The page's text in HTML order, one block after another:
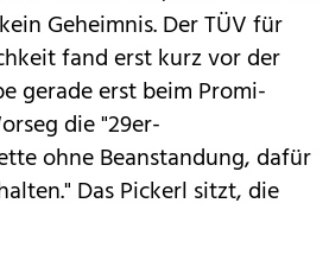
Geheimnis. Der TÜV für
fand erst kurz vor der
gerade erst beim Promi-
die "29er-
ohne Beanstandung, dafür
Das Pickerl sitzt, die